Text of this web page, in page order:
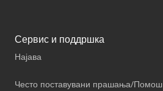
Сервис и поддршка
Најава
Често поставувани прашања/Помош